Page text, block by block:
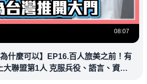
08:07
為什麼可以】EP16.百人旅美之前！有
大聯盟第1人 克服兵役、語言、資訊